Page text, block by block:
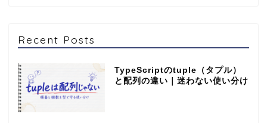
Recent Posts
TypeScriptのtuple（タプル）
と配列の違い｜迷わない使い分け